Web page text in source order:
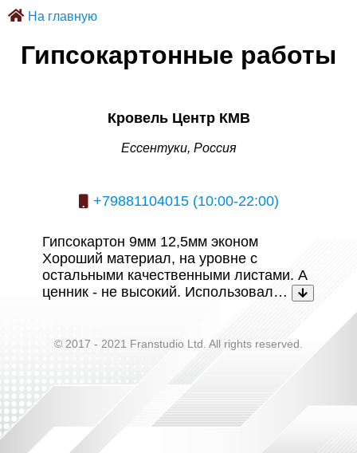
На главную
Гипсокартонные работы
Кровель Центр КМВ
Ессентуки, Россия
+79881104015 (10:00-22:00)
Гипсокартон 9мм 12,5мм эконом
Хороший материал, на уровне с
остальными качественными листами. А
ценник - не высокий. Использовал…
© 2017 - 2021 Franstudio Ltd. All rights reserved.